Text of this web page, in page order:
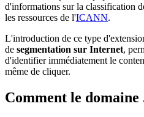
d'informations sur la classification
les ressources de l'ICANN.
L'introduction de ce type
de segmentation sur Internet,
d'identifier immédiatement le
même de cliquer.
Comment le